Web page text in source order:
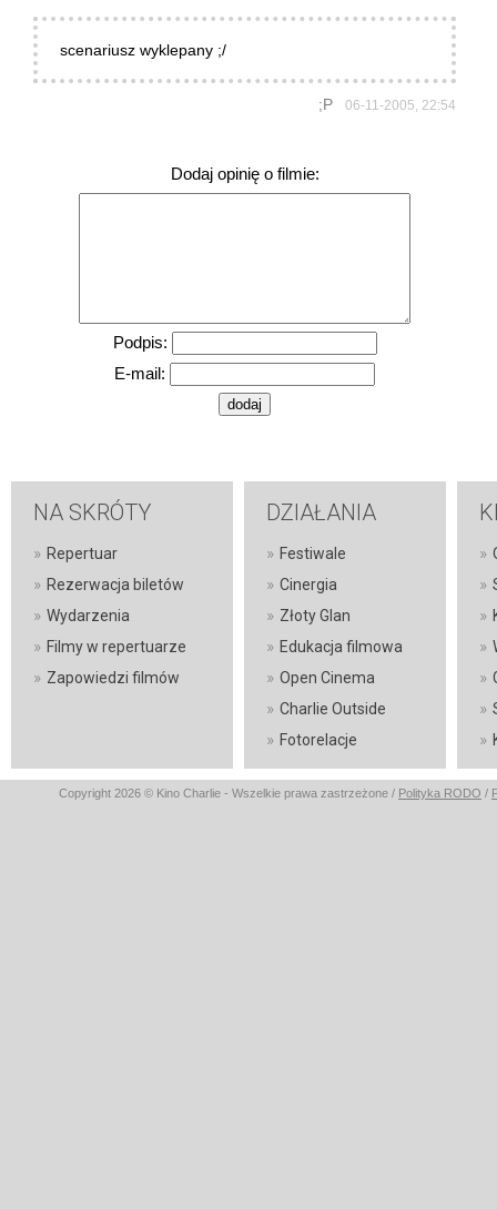
scenariusz wyklepany ;/
;P 06-11-2005, 22:54
Dodaj opinię o filmie:
Podpis:
E-mail:
NA SKRÓTY
» Repertuar
» Rezerwacja biletów
» Wydarzenia
» Filmy w repertuarze
» Zapowiedzi filmów
DZIAŁANIA
» Festiwale
» Cinergia
» Złoty Glan
» Edukacja filmowa
» Open Cinema
» Charlie Outside
» Fotorelacje
»
»
»
»
»
»
»
Copyright 2026 © Kino Charlie - Wszelkie prawa zastrzeżone / Polityka RODO /